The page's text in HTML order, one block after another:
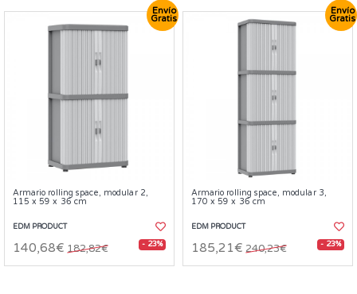
Envío
Gratis
Armario rolling space, modular 2,
115 x 59 x 36 cm
EDM PRODUCT
140,68€ 182,82€ - 23%
Envío
Gratis
Armario rolling space, modular 3,
170 x 59 x 36 cm
EDM PRODUCT
185,21€ 240,23€ - 23%